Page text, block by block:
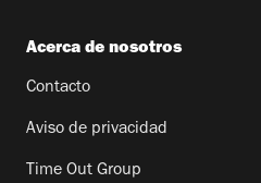
Acerca de nosotros
Contacto
Aviso de privacidad
Time Out Group